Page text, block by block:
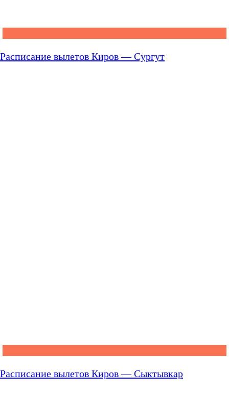
Расписание вылетов Киров — Сургут
Расписание вылетов Киров — Сыктывкар